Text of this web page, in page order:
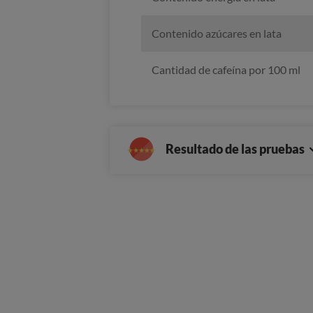
Contenido azúcares en lata
Cantidad de cafeína por 100 ml
Resultado de las pruebas